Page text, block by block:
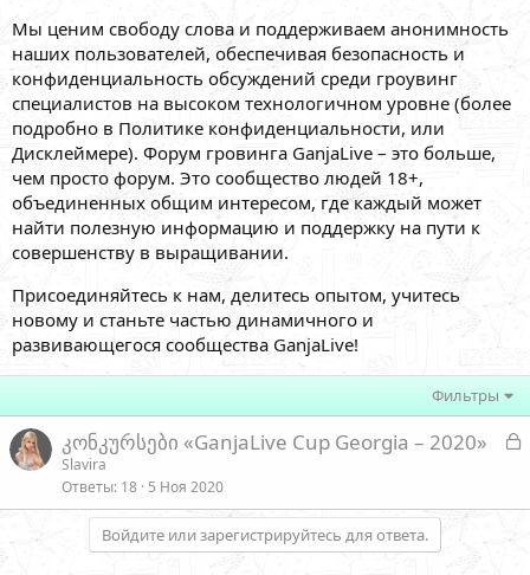
Мы ценим свободу слова и поддерживаем анонимность
наших пользователей, обеспечивая безопасность и
конфиденциальность обсуждений среди гроувинг
специалистов на высоком технологичном уровне (более
подробно в Политике конфиденциальности, или
Дисклеймере). Форум гровинга GanjaLive – это больше,
чем просто форум. Это сообщество людей 18+,
объединенных общим интересом, где каждый может
найти полезную информацию и поддержку на пути к
совершенству в выращивании.
Присоединяйтесь к нам, делитесь опытом, учитесь
новому и станьте частью динамичного и
развивающегося сообщества GanjaLive!
Фильтры
З
р
კონკურსები «GanjaLive Cup Georgia – 2020»
Slavira
Ответы 18 5 Ноя 2020
Войдите или зарегистрируйтесь для ответа.